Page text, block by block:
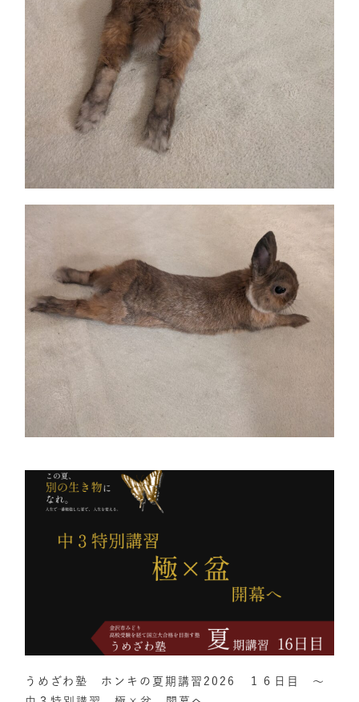
うめざわ塾 ホンキの夏期講習2026 １６日目 ～